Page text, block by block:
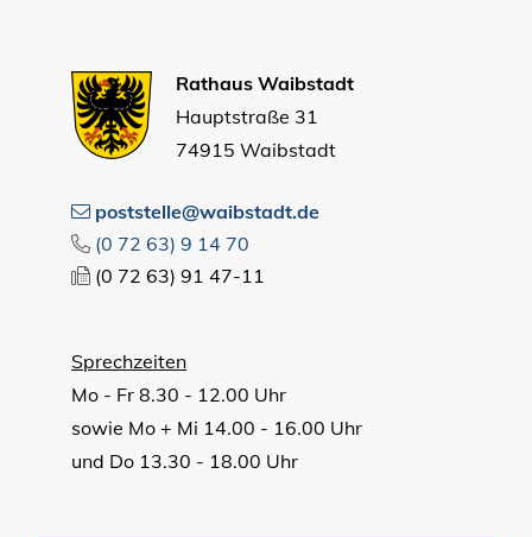
Rathaus Waibstadt
Hauptstraße 31
74915 Waibstadt
poststelle@waibstadt.de
(0 72 63) 9 14 70
(0 72 63) 91 47-11
Sprechzeiten
Mo - Fr 8.30 - 12.00 Uhr
sowie Mo + Mi 14.00 - 16.00 Uhr
und Do 13.30 - 18.00 Uhr